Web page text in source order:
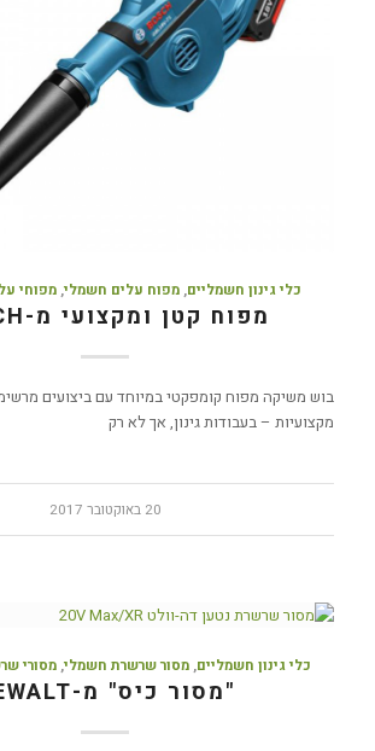
כלי גינון חשמליים, מפוח עלים חשמלי, מפוחי
מפוח קטן ומקצועי מ-BOSCH
בוש משיקה מפוח קומפקטי במיוחד עם ביצועים
מקצועיות – בעבודות גינון, אך לא רק
20 באוקטובר 2017
כלי גינון חשמליים, מסור שרשרת חשמלי, מסורי
"מסור כיס" מ-DEWALT